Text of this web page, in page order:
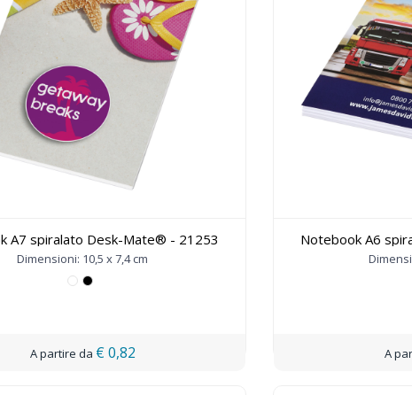
A7 spiralato Desk-Mate® - 21253
Dimensioni: 10,5 x 7,4 cm
€ 0,82
Notebook A6